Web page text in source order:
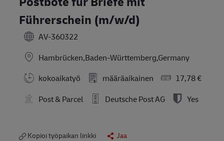
Führerschein (m/w/d)
AV-360322
Hambrücken,Baden-Württemberg,Germany
kokoaikatyö
määräaikainen
17,78 €
Post & Parcel
Deutsche Post AG Yes
Kopioi työpaikan linkki Jaa